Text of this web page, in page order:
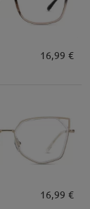
16,99 €
16,99 €